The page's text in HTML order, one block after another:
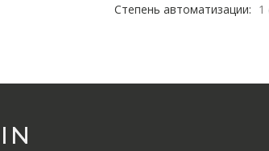
Степень автоматизации: 1